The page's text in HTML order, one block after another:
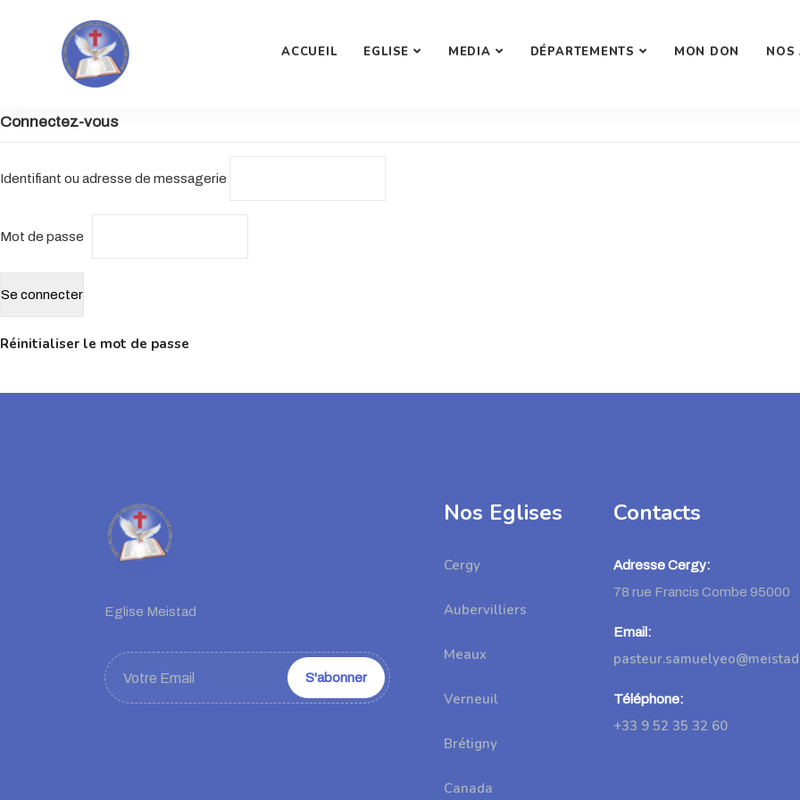
ACCUEIL EGLISE MEDIA DÉPARTEMENTS MON DON NOS
Connectez-vous
Identifiant ou adresse de messagerie
Mot de passe
Réinitialiser le mot de passe
Eglise Meistad
Nos Eglises
Cergy
Aubervilliers
Meaux
Verneuil
Brétigny
Canada
Contacts
Adresse Cergy:
78 rue Francis Combe 95000
Email:
Téléphone:
+33 9 52 35 32 60